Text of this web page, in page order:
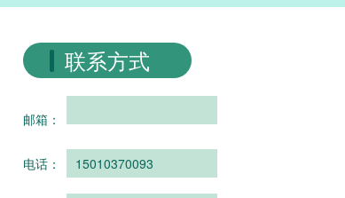
联系方式
邮箱：
电话： 15010370093